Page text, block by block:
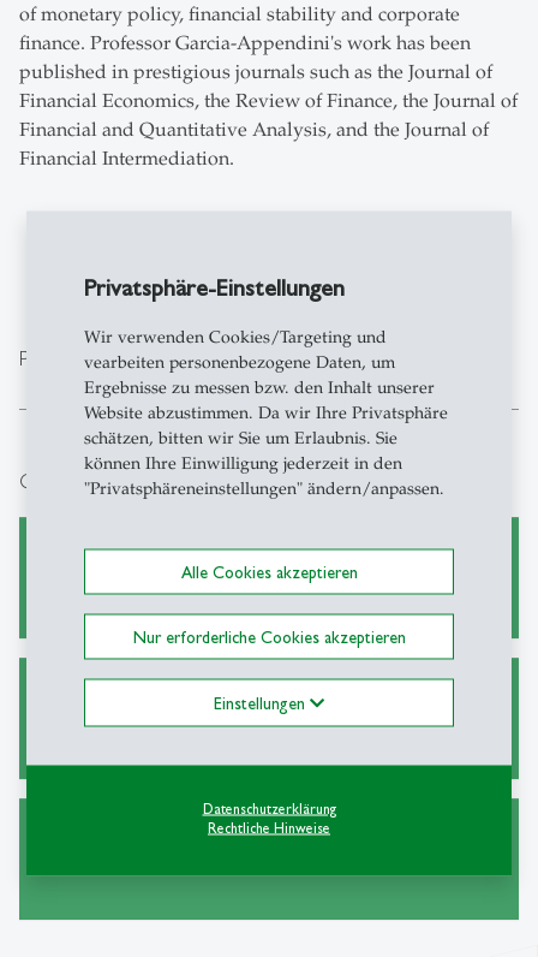
Privatsphäre-Einstellungen
Wir verwenden Cookies/Targeting und
vearbeiten personenbezogene Daten, um
Ergebnisse zu messen bzw. den Inhalt unserer
Website abzustimmen. Da wir Ihre Privatsphäre
schätzen, bitten wir Sie um Erlaubnis. Sie
können Ihre Einwilligung jederzeit in den
"Privatsphäreneinstellungen" ändern/anpassen.
Alle Cookies akzeptieren
Nur erforderliche Cookies akzeptieren
Einstellungen
Datenschutzerklärung
Rechtliche Hinweise
of monetary policy, financial stability and corporate
finance. Professor Garcia-Appendini's work has been
published in prestigious journals such as the Journal of
Financial Economics, the Review of Finance, the Journal of
Financial and Quantitative Analysis, and the Journal of
Financial Intermediation.
Professor Emilia Garcia-Appendini
Quick Links